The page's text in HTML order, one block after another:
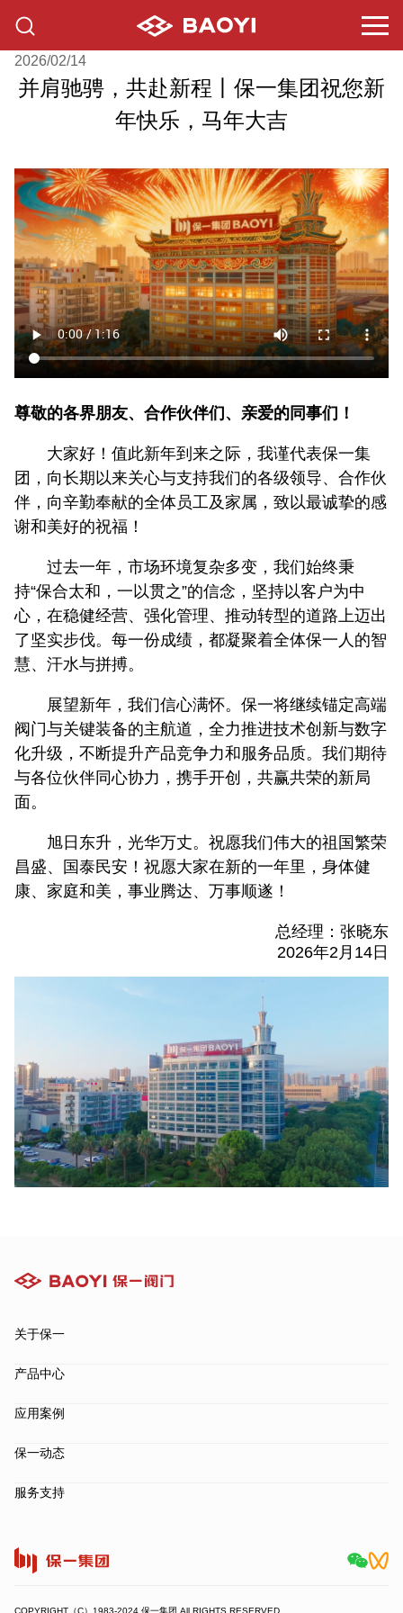
2026/02/14
并肩驰骋，共赴新程丨保一集团祝您新
年快乐，马年大吉
尊敬的各界朋友、合作伙伴们、亲爱的同事们！
大家好！值此新年到来之际，我谨代表保一集
团，向长期以来关心与支持我们的各级领导、合作伙
伴，向辛勤奉献的全体员工及家属，致以最诚挚的感
谢和美好的祝福！
过去一年，市场环境复杂多变，我们始终秉
持“保合太和，一以贯之”的信念，坚持以客户为中
心，在稳健经营、强化管理、推动转型的道路上迈出
了坚实步伐。每一份成绩，都凝聚着全体保一人的智
慧、汗水与拼搏。
展望新年，我们信心满怀。保一将继续锚定高端
阀门与关键装备的主航道，全力推进技术创新与数字
化升级，不断提升产品竞争力和服务品质。我们期待
与各位伙伴同心协力，携手开创，共赢共荣的新局
面。
旭日东升，光华万丈。祝愿我们伟大的祖国繁荣
昌盛、国泰民安！祝愿大家在新的一年里，身体健
康、家庭和美，事业腾达、万事顺遂！
总经理：张晓东
2026年2月14日
关于保一
产品中心
应用案例
保一动态
服务支持
COPYRIGHT（C）1983-2024 保一集团 All RIGHTS RESERVED